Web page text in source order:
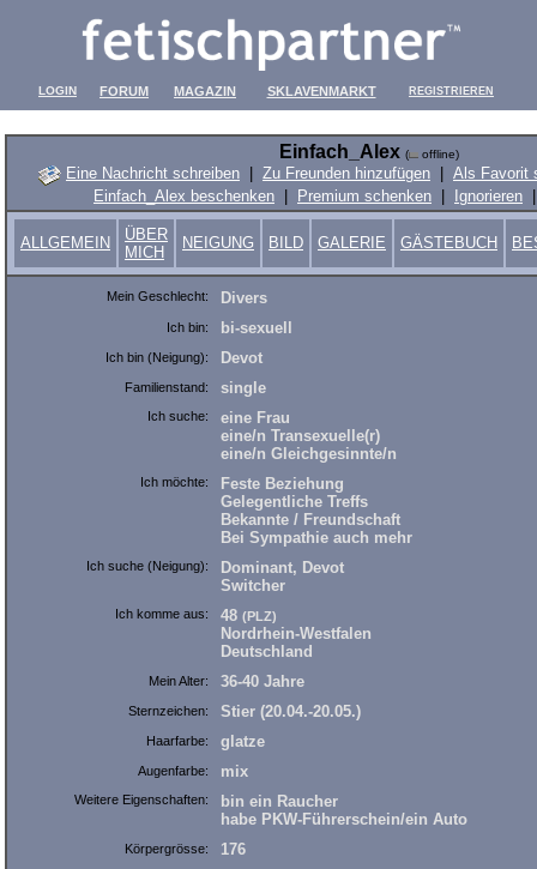
LOGIN FORUM MAGAZIN SKLAVENMARKT REGISTRIEREN
Einfach_Alex ( offline)
Eine Nachricht schreiben Zu Freunden hinzufügen
Als Favorit
Einfach_Alex beschenken
Premium schenken Ignorieren
ALLGEMEIN
ÜBER
MICH
NEIGUNG BILD GALERIE GÄSTEBUCH
Mein Geschlecht: Divers
Ich bin: bi-sexuell
Ich bin (Neigung): Devot
Familienstand: single
Ich suche:
eine Frau
eine/n Transexuelle(r)
eine/n Gleichgesinnte/n
Ich möchte:
Feste Beziehung
Gelegentliche Treffs
Bekannte / Freundschaft
Bei Sympathie auch mehr
Ich suche (Neigung):
Dominant, Devot
Switcher
Ich komme aus: 48 (PLZ)
Nordrhein-Westfalen
Deutschland
Mein Alter: 36-40 Jahre
Sternzeichen: Stier (20.04.-20.05.)
Haarfarbe: glatze
Augenfarbe: mix
Weitere Eigenschaften:
bin ein Raucher
habe PKW-Führerschein/ein Auto
Körpergrösse: 176